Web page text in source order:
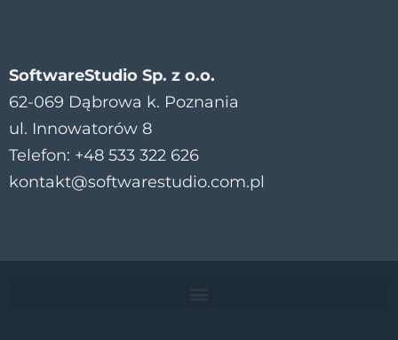
SoftwareStudio Sp. z o.o.
62-069 Dąbrowa k. Poznania
ul. Innowatorów 8
Telefon: +48 533 322 626
kontakt@softwarestudio.com.pl